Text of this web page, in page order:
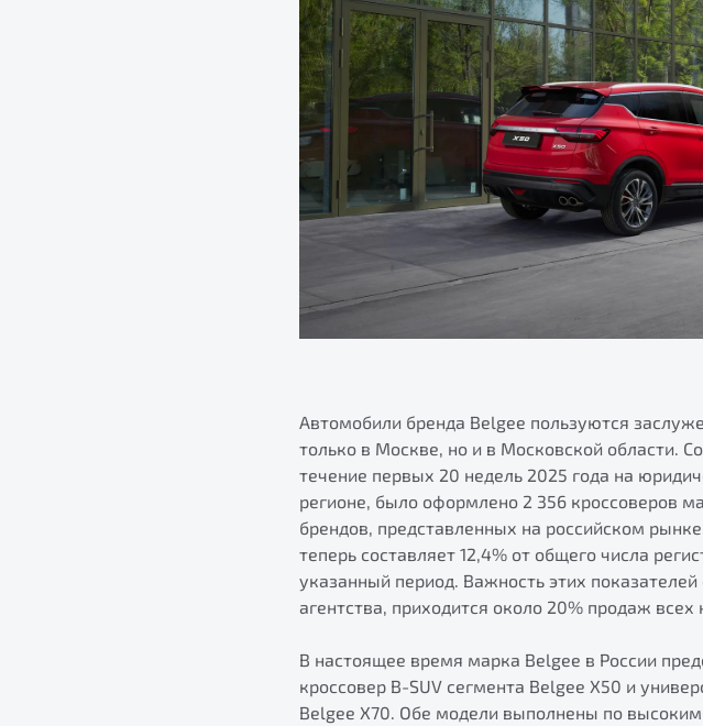
Автомобили бренда Belgee пользуются
только в Москве, но и в Московской области.
течение первых 20 недель 2025 года на
регионе, было оформлено 2 356 кроссоверов
брендов, представленных на российском
теперь составляет 12,4% от общего числа
указанный период. Важность этих
агентства, приходится около 20% продаж
В настоящее время марка Belgee в России
кроссовер B-SUV сегмента Belgee X50 и
Belgee X70. Обе модели выполнены по